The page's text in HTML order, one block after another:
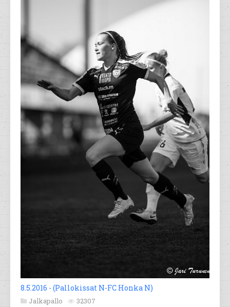
8.5.2016 - (Pallokissat N-FC Honka N)
Jalkapallo 32307